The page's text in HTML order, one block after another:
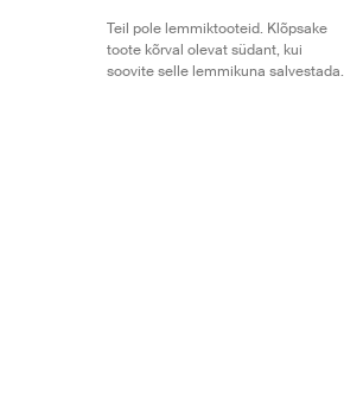
Teil pole lemmiktooteid. Klõpsake
toote kõrval olevat südant, kui
soovite selle lemmikuna salvestada.